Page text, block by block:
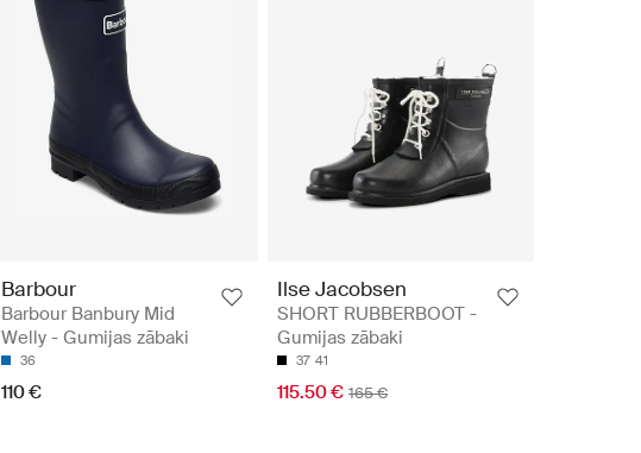
Barbour
Barbour Banbury Mid
Welly - Gumijas zābaki
36
110 €
Ilse Jacobsen
SHORT RUBBERBOOT -
Gumijas zābaki
37 41
115.50 € 165 €